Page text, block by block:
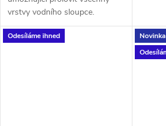
vrstvy vodního sloupce.
Odesíláme ihned
Novinka